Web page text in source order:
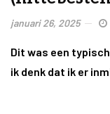
januari 26, 2025
Dit was een
ik denk dat ik er